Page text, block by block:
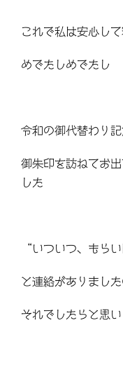
これで私は安心し
めでたしめでたし
令和の御代替わり
御朱印を訪ねてお
した
“いついつ、もら
と連絡がありまし
それでしたらと思